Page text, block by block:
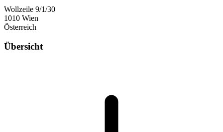
Wollzeile 9/1/30
1010 Wien
Österreich
Übersicht